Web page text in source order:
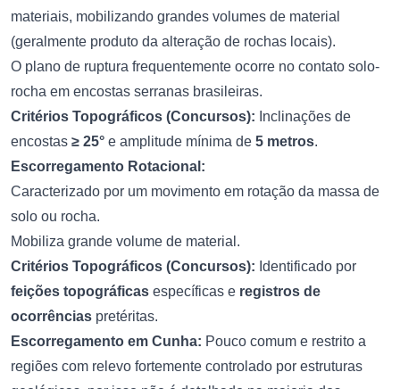
materiais, mobilizando grandes volumes de material
(geralmente produto da alteração de rochas locais).
O plano de ruptura frequentemente ocorre no contato solo-
rocha em encostas serranas brasileiras.
Critérios Topográficos (Concursos): Inclinações de
encostas ≥ 25° e amplitude mínima de 5 metros.
Escorregamento Rotacional:
Caracterizado por um movimento em rotação da massa de
solo ou rocha.
Mobiliza grande volume de material.
Critérios Topográficos (Concursos): Identificado por
feições topográficas específicas e registros de
ocorrências pretéritas.
Escorregamento em Cunha: Pouco comum e restrito a
regiões com relevo fortemente controlado por estruturas